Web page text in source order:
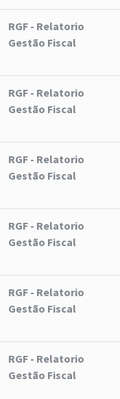
RGF - Relatorio
Gestão Fiscal
RGF - Relatorio
Gestão Fiscal
RGF - Relatorio
Gestão Fiscal
RGF - Relatorio
Gestão Fiscal
RGF - Relatorio
Gestão Fiscal
RGF - Relatorio
Gestão Fiscal